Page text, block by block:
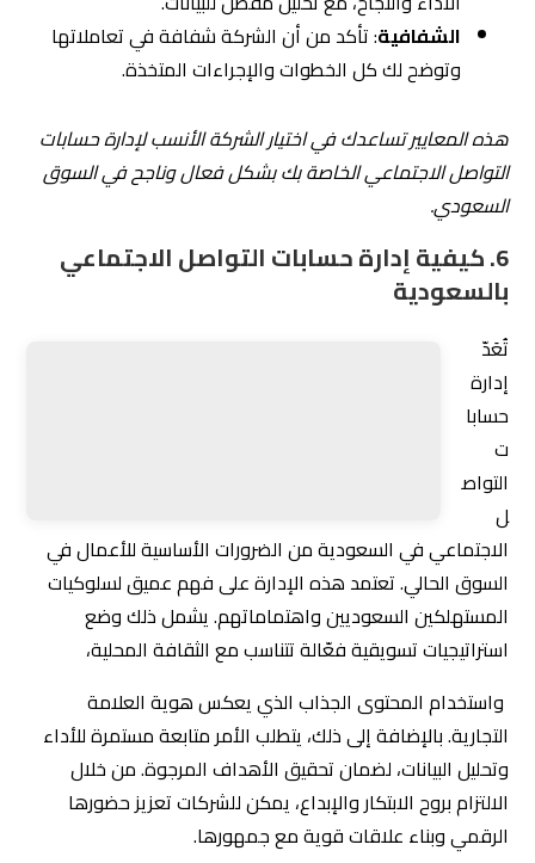
واستخدام المحتوى الجذاب الذي يعكس هوية العلامة
التجارية. بالإضافة إلى ذلك، يتطلب الأمر متابعة مستمرة للأداء
الالتزام بروح الابتكار والإبداع، يمكن للشركات تعزيز حضورها
الرقمي وبناء علاقات قوية مع جمهورها.
إدارة حسابات التواصل الاجتماعي تتطلب تخطيطاً دقيقاً
واستراتيجية مدروسة، مما يتيح للشركات تحقيق النجاح والنمو
في السوق السعودي.
من خلال الالتزام بهذه الخطوات يمكن تحقيق الأهداف
المرسومة بطريقة فعالة.إذا كان لديك المزيد من الأسئلة أو
ترغب في الحصول على المزيد من المعلومات، يُنصح بالتواصل
مع
6.1 تحليل السوق السعودي واحتياجاته في إدارة
السوشيال ميديا
تشهد إدارة السوشل ميديا في السوق السعودي نمواً ملحوظاً
يتطلب تحليلاً دقيقاً لاحتياجات الشركات والمستهلكين. يمتاز
السوق المحلي بتنوع الفئات المستهدفة، مما يستدعي
استراتيجيات تسويقية مخصصة تتناسب مع الثقافة المحلية
وتفضيلات المستهلكين. كما أن الزيادة المستمرة في استخدام
منصات التواصل الاجتماعي تجعل من الضروري على الشركات أن
تتكيف مع الاتجاهات الحديثة وأن تتبنى أساليب مبتكرة لتعزيز
تفاعلها مع الجمهور. إن فهم هذه الديناميات يُعتبر أساسياً
لضمان نجاح الحملات التسويقية وتحقيق الأهداف المرجوة.